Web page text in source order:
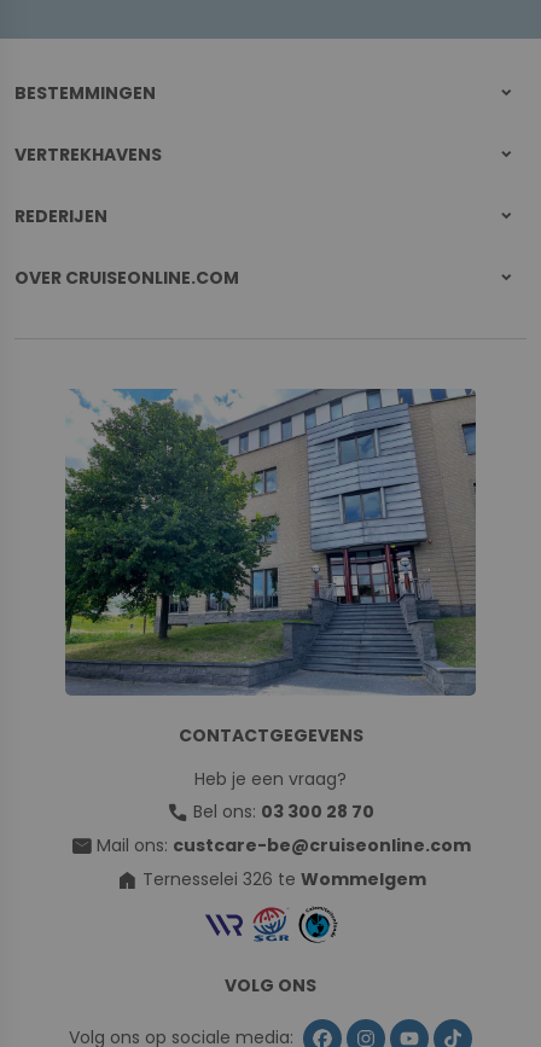
BESTEMMINGEN
VERTREKHAVENS
REDERIJEN
OVER CRUISEONLINE.COM
CONTACTGEGEVENS
Heb je een vraag?
call Bel ons: 03 300 28 70
mail Mail ons: custcare-be@cruiseonline.com
home Ternesselei 326 te Wommelgem
VOLG ONS
Volg ons op sociale media: